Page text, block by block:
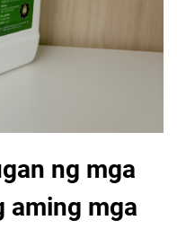
ng mga
aming mga